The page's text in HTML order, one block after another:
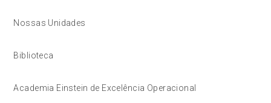
Nossas Unidades
Biblioteca
Academia Einstein de Excelência Operacional